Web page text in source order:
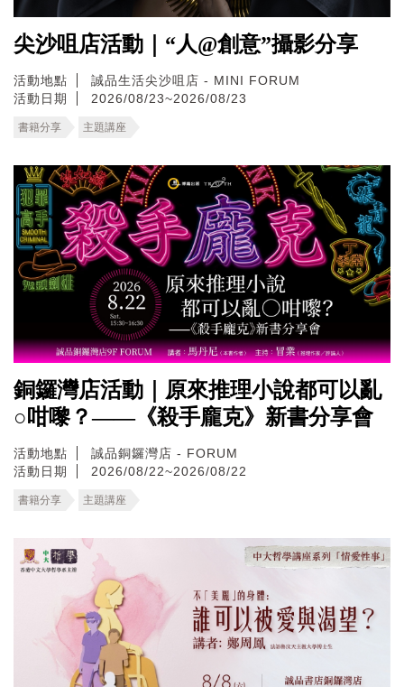
尖沙咀店活動｜“人@創意”攝影分享
活動地點
誠品生活尖沙咀店 - MINI FORUM
活動日期
2026/08/23~2026/08/23
書籍分享 主題講座
銅鑼灣店活動｜原來推理小說都可以亂
○咁嚟？——《殺手龐克》新書分享會
活動地點
誠品銅鑼灣店 - FORUM
活動日期
2026/08/22~2026/08/22
書籍分享 主題講座